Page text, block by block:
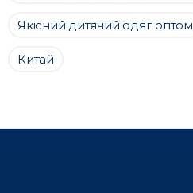
Якісний дитячий одяг оптом
Китай